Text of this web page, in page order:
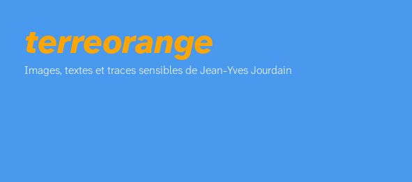
terreorange
Images, textes et traces sensibles de Jean-Yves Jourdain